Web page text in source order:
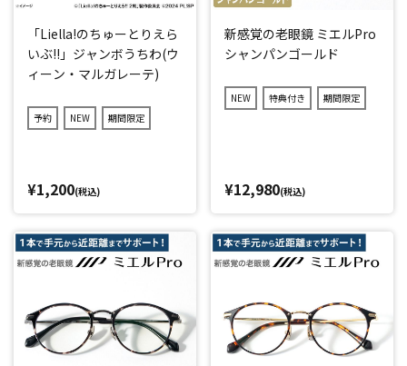
「Liella!のちゅーとりえら
いぶ!!」ジャンボうちわ(ウ
ィーン・マルガレーテ)
予約 NEW 期間限定
¥1,200(税込)
新感覚の老眼鏡 ミエルPro
シャンパンゴールド
NEW 特典付き 期間限定
¥12,980(税込)